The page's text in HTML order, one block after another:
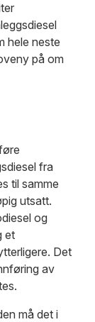
hele neste
på om
fra
til samme
utsatt.
og
et
Det
av
må det i